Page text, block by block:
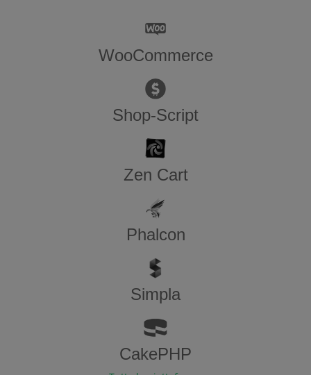
WooCommerce
Shop-Script
Zen​ ​Cart
Phalcon
Simpla
CakePHP